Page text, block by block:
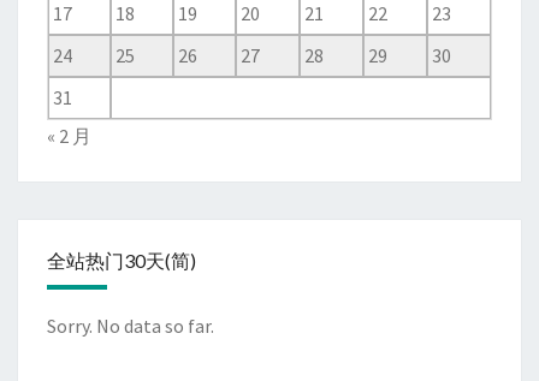
17
18 19 20 21 22
23
24
25 26 27 28 29
30
31
« 2 月
全站热门30天(简)
Sorry. No data so far.